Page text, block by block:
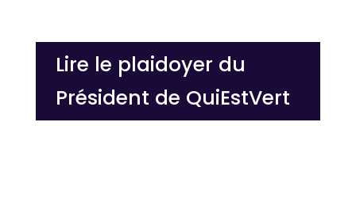
Lire le plaidoyer du
Président de QuiEstVert